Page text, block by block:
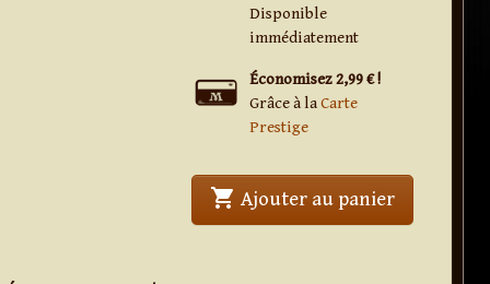
Disponible
immédiatement
Économisez 2,99 € !
Grâce à laCarte
Prestige
shopping_cart Ajouter au panier' . Polarity